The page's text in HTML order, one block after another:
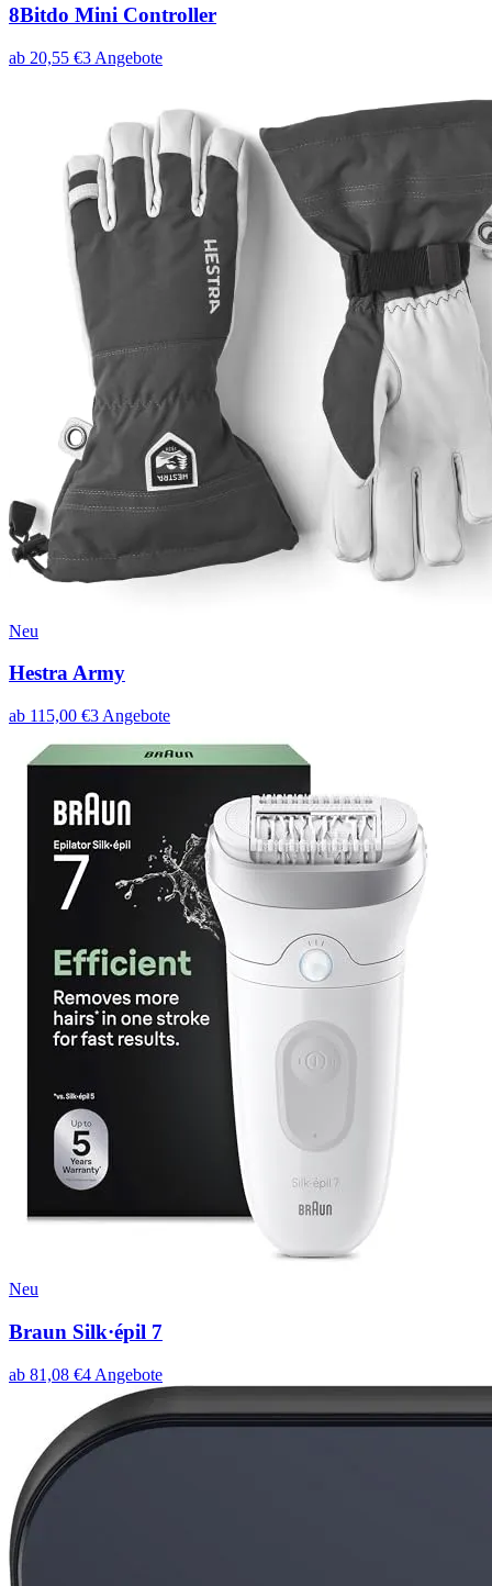
8Bitdo Mini Controller
ab 20,55 €3 Angebote
Neu
Hestra Army
ab 115,00 €3 Angebote
Neu
Braun Silk·épil 7
ab 81,08 €4 Angebote